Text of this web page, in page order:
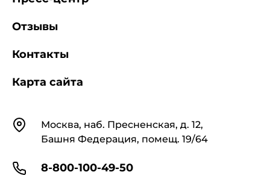
КонтактыМосква, наб. Пресненская, д. 12,
Башня Федерация, помещ. 19/64
8-800-100-49-50
Отзывы
Контакты
Карта сайта